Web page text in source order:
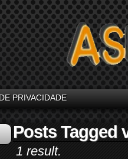
PRIVACIDADE
Posts Tagged
1 result.